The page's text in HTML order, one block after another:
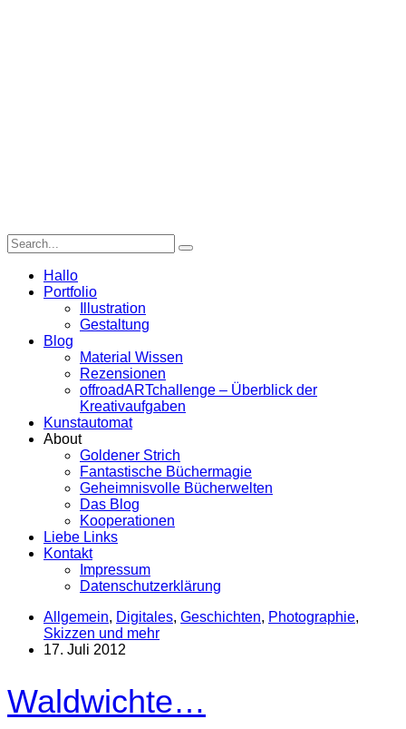
Hallo
Portfolio
Illustration
Gestaltung
Blog
Material Wissen
Rezensionen
offroadARTchallenge – Überblick der
Kreativaufgaben
Kunstautomat
About
Goldener Strich
Fantastische Büchermagie
Geheimnisvolle Bücherwelten
Das Blog
Kooperationen
Liebe Links
Kontakt
Impressum
Datenschutzerklärung
Allgemein, Digitales, Geschichten, Photographie,
Skizzen und mehr
17. Juli 2012
Waldwichte…